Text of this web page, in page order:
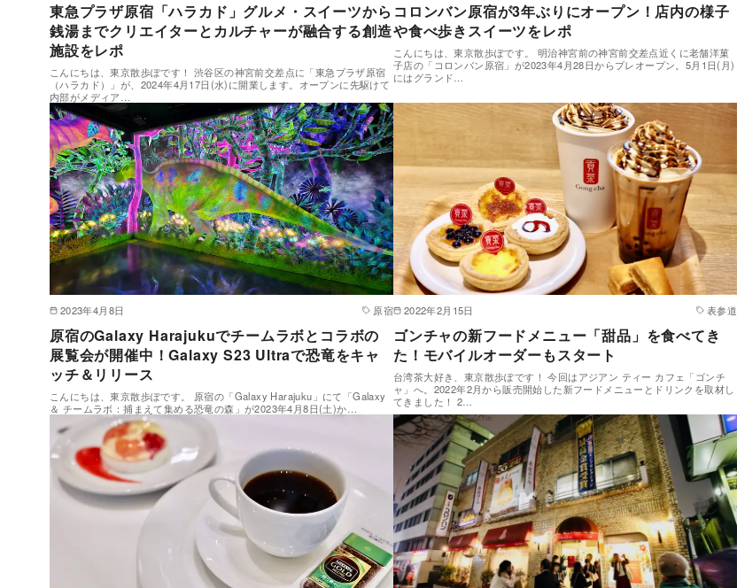
東急プラザ原宿「ハラカド」グルメ・スイーツから
銭湯までクリエイターとカルチャーが融合する創造
施設をレポ
こんにちは、東京散歩ぽです！ 渋谷区の神宮前交差点に「東急プラザ原宿
（ハラカド）」が、2024年4月17日(水)に開業します。オープンに先駆けて
内部がメディア…
コロンバン原宿が3年ぶりにオープン！店内の様子
や食べ歩きスイーツをレポ
こんにちは、東京散歩ぽです。 明治神宮前の神宮前交差点近くに老舗洋菓
子店の「コロンバン原宿」が2023年4月28日からプレオープン。5月1日(月)
にはグランド…
2023年4月8日 原宿
原宿のGalaxy Harajukuでチームラボとコラボの
展覧会が開催中！Galaxy S23 Ultraで恐竜をキャ
ッチ＆リリース
こんにちは、東京散歩ぽです。 原宿の「Galaxy Harajuku」にて「Galaxy
＆ チームラボ：捕まえて集める恐竜の森」が2023年4月8日(土)か…
2022年2月15日 表参道
ゴンチャの新フードメニュー「甜品」を食べてき
た！モバイルオーダーもスタート
台湾茶大好き、東京散歩ぽです！ 今回はアジアン ティー カフェ「ゴンチ
ャ」へ。2022年2月から販売開始した新フードメニューとドリンクを取材し
てきました！ 2…